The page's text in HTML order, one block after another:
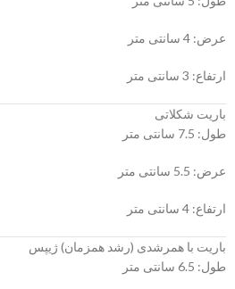
عرض: 4 سانتی متر
ارتفاع: 3 سانتی متر
باریت شکلاتی
طول: 7.5 سانتی متر
عرض: 5.5 سانتی متر
ارتفاع: 4 سانتی متر
باریت با همرشدی (رشد همزمان) ژیپس
طول: 6.5 سانتی متر